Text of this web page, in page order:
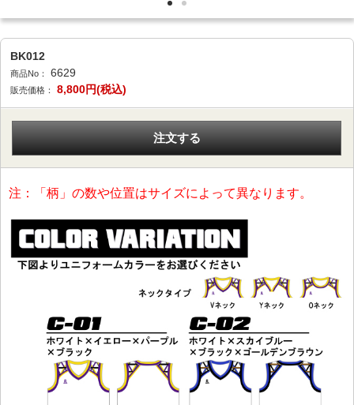
BK012
商品No： 6629
販売価格： 8,800円(税込)
注文する
注：「柄」の数や位置はサイズによって異なります。